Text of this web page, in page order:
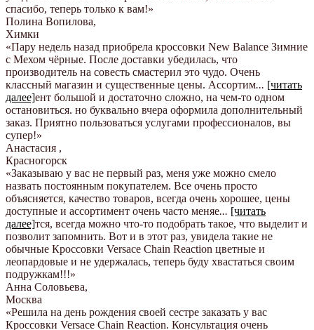
спасибо, теперь только к вам!»
Полина Вопилова,
Химки
«Пару недель назад приобрела кроссовки New Balance Зимние
с Мехом чёрные. После доставки убедилась, что
производитель на совесть смастерил это чудо. Очень
классный магазин и существенные цены. Ассортим... [читать
далее]ент большой и достаточно сложно, на чем-то одном
остановиться. но буквально вчера оформила дополнительный
заказ. Приятно пользоваться услугами профессионалов, вы
супер!»
Анастасия ,
Красногорск
«Заказываю у вас не первый раз, меня уже можно смело
назвать постоянным покупателем. Все очень просто
объясняется, качество товаров, всегда очень хорошее, цены
доступные и ассортимент очень часто меняе... [читать
далее]тся, всегда можно что-то подобрать такое, что выделит и
позволит запомнить. Вот и в этот раз, увидела такие не
обычные Кроссовки Versace Chain Reaction цветные и
леопардовые и не удержалась, теперь буду хвастаться своим
подружкам!!!»
Анна Соловьева,
Москва
«Решила на день рождения своей сестре заказать у вас
Кроссовки Versace Chain Reaction. Консультация очень